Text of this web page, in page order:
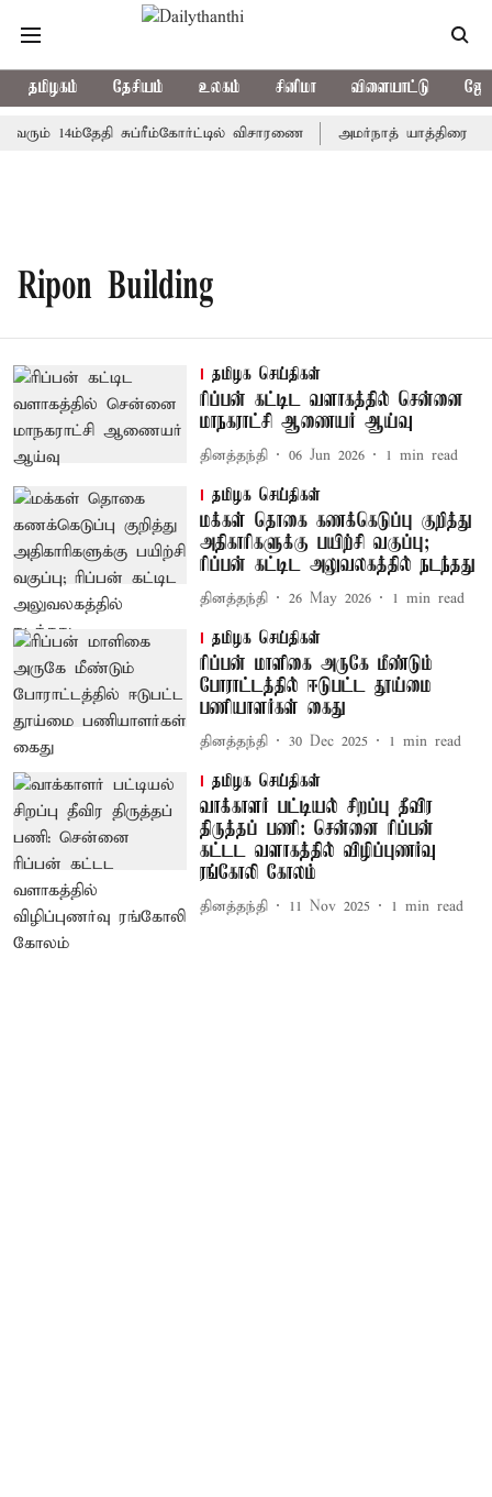
தமிழகம் தேசியம் உலகம் சினிமா விளையாட்டு
14ம்தேதி சுப்ரீம்கோர்ட்டில் விசாரணை அமர்நாத் யாத்திரை
Ripon Building
தமிழக செய்திகள்
ரிப்பன் கட்டிட வளாகத்தில் சென்னை
மாநகராட்சி ஆணையர் ஆய்வு
தினத்தந்தி 06 Jun 2026 1 min read
தமிழக செய்திகள்
மக்கள் தொகை கணக்கெடுப்பு குறித்து
அதிகாரிகளுக்கு பயிற்சி வகுப்பு;
ரிப்பன் கட்டிட அலுவலகத்தில் நடந்தது
தினத்தந்தி 26 May 2026 1 min read
தமிழக செய்திகள்
ரிப்பன் மாளிகை அருகே மீண்டும்
போராட்டத்தில் ஈடுபட்ட தூய்மை
பணியாளர்கள் கைது
தினத்தந்தி 30 Dec 2025 1 min read
தமிழக செய்திகள்
வாக்காளர் பட்டியல் சிறப்பு தீவிர
திருத்தப் பணி: சென்னை ரிப்பன்
கட்டட வளாகத்தில் விழிப்புணர்வு
ரங்கோலி கோலம்
தினத்தந்தி 11 Nov 2025 1 min read